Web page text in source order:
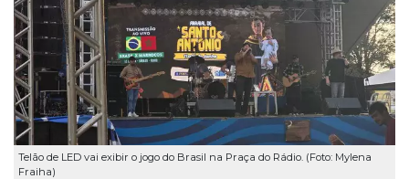
Telão de LED vai exibir o jogo do Brasil na Praça do Rádio. (Foto: Mylena
Fraiha)